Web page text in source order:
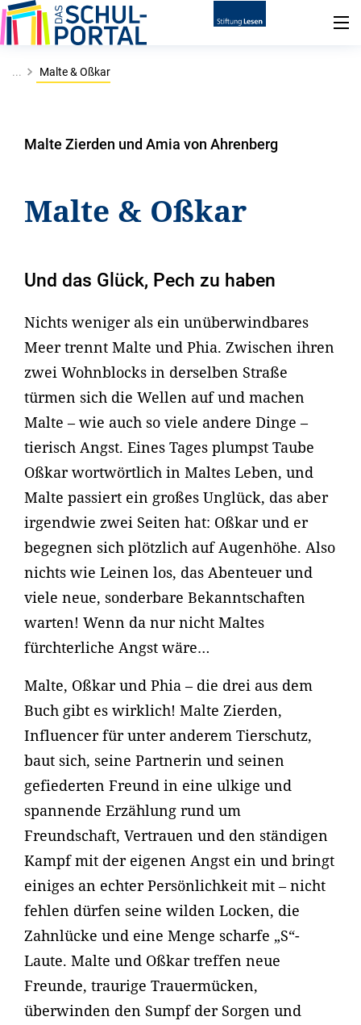
... Malte & Oßkar
Malte Zierden und Amia von Ahrenberg
Malte & Oßkar
Und das Glück, Pech zu haben
Nichts weniger als ein unüberwindbares
Meer trennt Malte und Phia. Zwischen ihren
zwei Wohnblocks in derselben Straße
türmen sich die Wellen auf und machen
Malte – wie auch so viele andere Dinge –
tierisch Angst. Eines Tages plumpst Taube
Oßkar wortwörtlich in Maltes Leben, und
Malte passiert ein großes Unglück, das aber
irgendwie zwei Seiten hat: Oßkar und er
begegnen sich plötzlich auf Augenhöhe. Also
nichts wie Leinen los, das Abenteuer und
viele neue, sonderbare Bekanntschaften
warten! Wenn da nur nicht Maltes
fürchterliche Angst wäre…
Malte, Oßkar und Phia – die drei aus dem
Buch gibt es wirklich! Malte Zierden,
Influencer für unter anderem Tierschutz,
baut sich, seine Partnerin und seinen
gefiederten Freund in eine ulkige und
spannende Erzählung rund um
Freundschaft, Vertrauen und den ständigen
Kampf mit der eigenen Angst ein und bringt
einiges an echter Persönlichkeit mit – nicht
fehlen dürfen seine wilden Locken, die
Zahnlücke und eine Menge scharfe „S“-
Laute. Malte und Oßkar treffen neue
Freunde, traurige Trauermücken,
überwinden den Sumpf der Sorgen und